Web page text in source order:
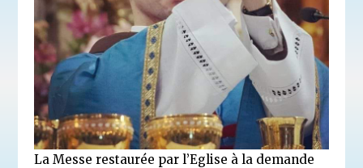
La Messe restaurée par l’Eglise à la demande